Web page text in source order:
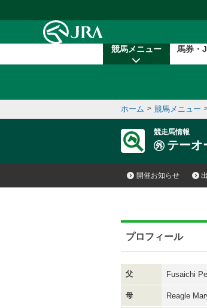
競馬メニュー 馬券・
ホーム > 競馬メニュー
競走馬情報
テーオ
開催お知らせ
プロフィール
父 Fusaichi
母 Reagle